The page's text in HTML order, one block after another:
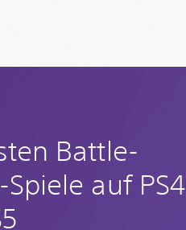
Battle-
Spiele auf PS4